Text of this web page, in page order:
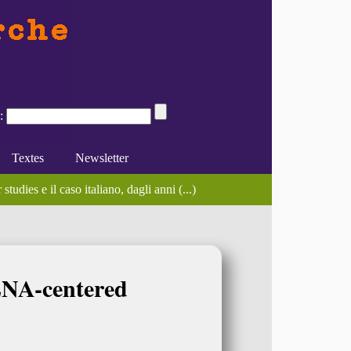
2012garçons comme les autres", (...)
du féminisme Divers En ligne
des travaux sur le thème " (...)
Textes
studies e il caso italiano, dagli anni (...)
Newsletter
centered